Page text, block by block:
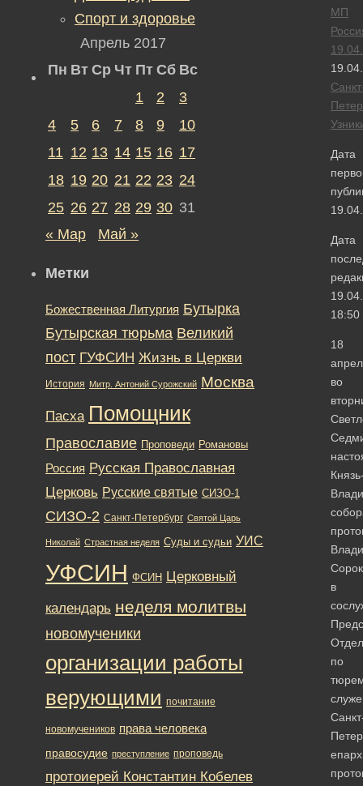
МП
Дата
Дата
18:50
18
во
в
по
Спорт и здоровье
Апрель 2017
Пн Вт Ср Чт Пт Сб Вс
1
2
3
4
5 6 7 8 9
10
11 12 13 14 15 16 17
18 19 20 21 22 23 24
25 26 27 28 29 30 31
« Мар
Май »
Метки
Божественная Литургия Бутырка
Бутырская тюрьма Великий
пост ГУФСИН Жизнь в Церкви
История Митр. Антоний Сурожский Москва
Пасха Помощник
Православие Проповеди Романовы
Россия Русская Православная
Церковь Русские святые СИЗО-1
СИЗО-2 Санкт-Петербург Святой Царь
Николай Страстная неделя Суды и судьи УИС
УФСИН ФСИН Церковный
календарь неделя молитвы
новомученики
организации работы
верующими почитание
новомучеников права человека
правосудие преступление проповедь
протоиерей Константин Кобелев